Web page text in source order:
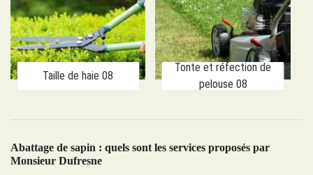
Taille de haie 08
Tonte et réfection de
pelouse 08
Abattage de sapin : quels sont les services proposés par
Monsieur Dufresne